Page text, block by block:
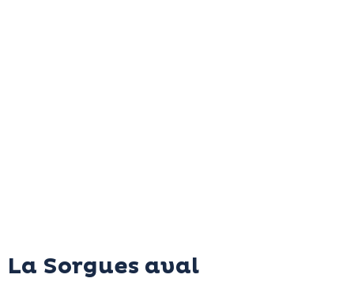
La Sorgues aval